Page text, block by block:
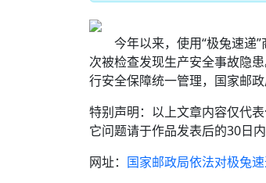
今年以来，使用“极兔速递”
次被检查发现生产安全事故隐
行安全保障统一管理，国家邮
特别声明：以上文章内容仅代
它问题请于作品发表后的30日内
网址： 国家邮政局依法对极兔